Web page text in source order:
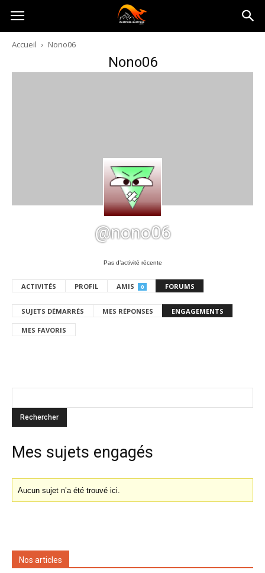
Australia-
australie.com
Accueil Nono06
Nono06
@nono06
Pas d’activité récente
ACTIVITÉS PROFIL AMIS 0 FORUMS
SUJETS DÉMARRÉS MES RÉPONSES ENGAGEMENTS
MES FAVORIS
Mes sujets engagés
Aucun sujet n’a été trouvé ici.
Nos articles